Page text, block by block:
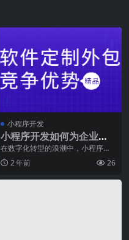
小程序开发
小程序开发如何为企业打
造高效运营管理的新模式
在数字化转型的浪潮中，小程序以
其轻量化、便捷性和强大的社交功
能成为了企业运营管理
2 年前 26